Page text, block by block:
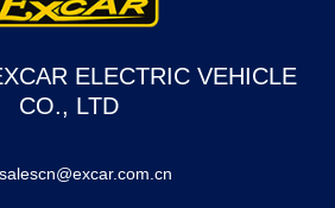
ELECTRIC VEHICLE
CO., LTD
salescn@excar.com.cn